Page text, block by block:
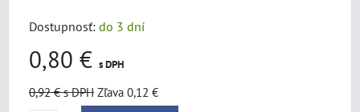
Dostupnosť: do 3 dní
0,80 € s DPH
0,92 €s DPH Zľava 0,12 €